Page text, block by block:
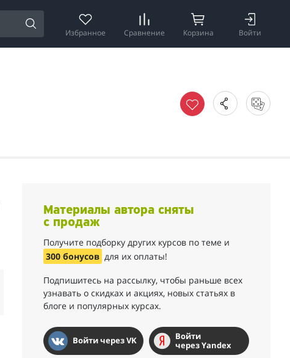
Избранное Сравнение Корзина Войти
Материалы автора сняты
с продаж
Получите подборку других курсов по теме и
300 бонусов для их оплаты!
Подпишитесь на рассылку, чтобы раньше всех
узнавать о скидках и акциях, новых статьях в
блоге и популярных курсах.
Войти через VK
Войти
через Yandex